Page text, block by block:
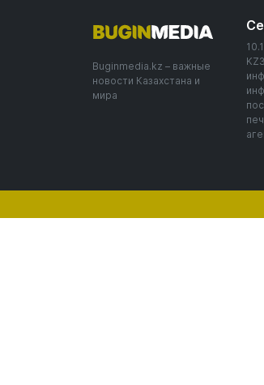
Buginmedia.kz – важные
новости Казахстана и
мира